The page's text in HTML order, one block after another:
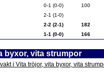
0-1 (0-0)
100
2-1 (1-0)
2-2 (2-1)
182
1-1 (0-0) 166
byxor, vita strumpor
i Vita tröjor, vita byxor, vita